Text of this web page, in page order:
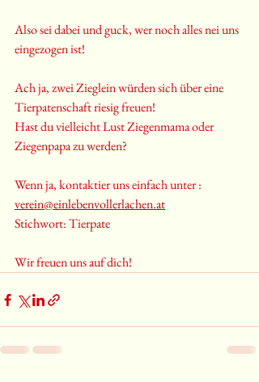
Also sei dabei und guck, wer noch alles nei uns
eingezogen ist!
Ach ja, zwei Zieglein würden sich über eine
Tierpatenschaft riesig freuen!
Hast du vielleicht Lust Ziegenmama oder
Ziegenpapa zu werden?
Wenn ja, kontaktier uns einfach unter :
verein@einlebenvollerlachen.at
Stichwort: Tierpate
Wir freuen uns auf dich!